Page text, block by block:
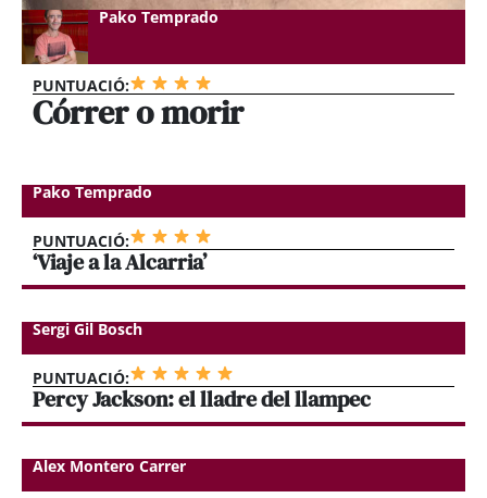
Pako Temprado
PUNTUACIÓ:
Córrer o morir
Pako Temprado
PUNTUACIÓ:
‘Viaje a la Alcarria’
Sergi Gil Bosch
PUNTUACIÓ:
Percy Jackson: el lladre del llampec
Alex Montero Carrer